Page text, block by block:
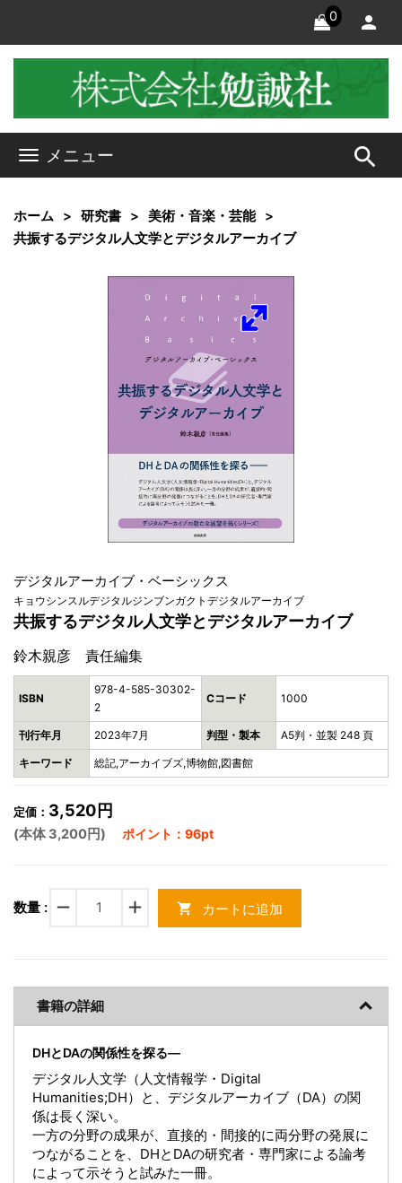
0
メニュー search
ホーム 研究書
美術・音楽・芸能
共振するデジタル人文学とデジタルアーカイブ
デジタルアーカイブ・ベーシックス
キョウシンスルデジタルジンブンガクトデジタルアーカイブ
共振するデジタル人文学とデジタルアーカイブ
鈴木親彦 責任編集
ISBN
978-4-585-30302-
2
Cコード 1000
刊行年月 2023年7月 判型・製本 A5判・並製 248 頁
キーワード 総記,アーカイブズ,博物館,図書館
定価： 3,520円
(本体 3,200円) ポイント：96pt
数量 : remove add shopping_cart カートに追加
書籍の詳細
DHとDAの関係性を探る―
デジタル人文学（人文情報学・Digital
Humanities;DH）と、デジタルアーカイブ（DA）の関
係は長く深い。
一方の分野の成果が、直接的・間接的に両分野の発展に
つながることを、DHとDAの研究者・専門家による論考
によって示そうと試みた一冊。